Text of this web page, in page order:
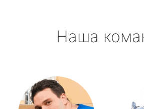
Наша